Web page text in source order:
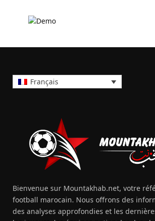
Français
Bienvenue sur Mountakhab.net, votre
football marocain. Nous offrons des
des analyses approfondies et les